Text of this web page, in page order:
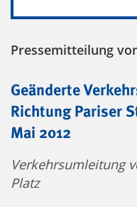
Pressemitteilung
Geänderte
Richtung Pariser
Mai 2012
Verkehrsumleitung
Platz